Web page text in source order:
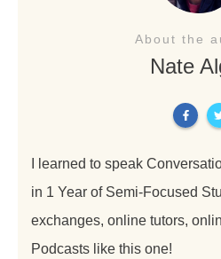
About the
Nate
I learned to speak
in 1 Year of Semi-Focused
exchanges, online tutors,
Podcasts like this one!